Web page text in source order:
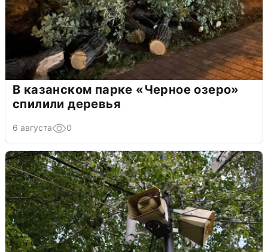
В казанском парке «Черное озеро»
спилили деревья
6 августа 0